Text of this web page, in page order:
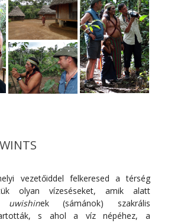
vezetőiddel felkeresed a térség
olyan vízeséseket, amik alatt
uwishinek (sámánok) szakrális
s ahol a víz népéhez, a